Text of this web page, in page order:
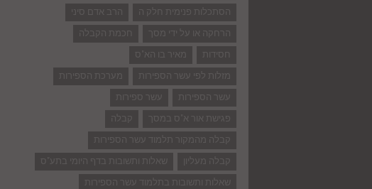
הסתכלות פנימית חלק ה
הרב אדם סיני
הרחקה או על ידי מסך
חכמת הקבלה
חסידות
מאיר בו הא"ס
מזלות לפי עשר הספירות
מערכת הספירות
עשר הספירות
עשר ספירות
פגישת אור א"ס במסך
קבלה
קבלה מהמקור תלמוד עשר הספירות
קבלה מעליון
שאלות ותשובות בדף היומי בתע"ס
שאלות ותשובות בתלמוד עשר הספירות